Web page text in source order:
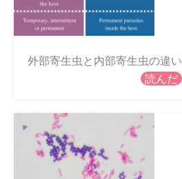
外部寄生虫と内部寄生虫の違い
読んだ